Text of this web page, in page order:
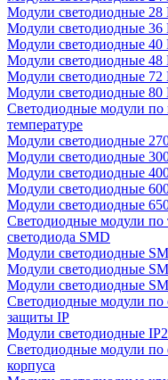
Модули светодиодные 28
Модули светодиодные 36
Модули светодиодные 40
Модули светодиодные 48
Модули светодиодные 72
Модули светодиодные 80
Светодиодные модули по
температуре
Модули светодиодные
Модули светодиодные
Модули светодиодные
Модули светодиодные
Модули светодиодные
Светодиодные модули по
светодиода SMD
Модули светодиодные
Модули светодиодные
Модули светодиодные
Светодиодные модули по
защиты IP
Модули светодиодные
Светодиодные модули по
корпуса